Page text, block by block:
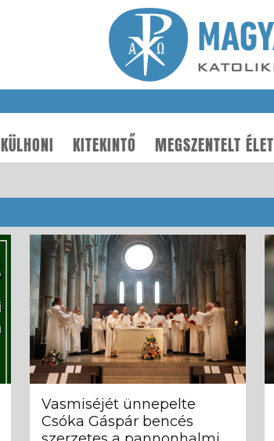
KÜLHONI KITEKINTŐ MEGSZENTELT ÉLET
Vasmiséjét ünnepelte
Csóka Gáspár bencés